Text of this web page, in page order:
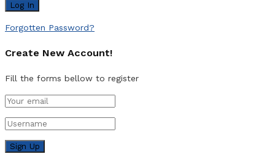
Forgotten Password?
Create New Account!
Fill the forms bellow to register